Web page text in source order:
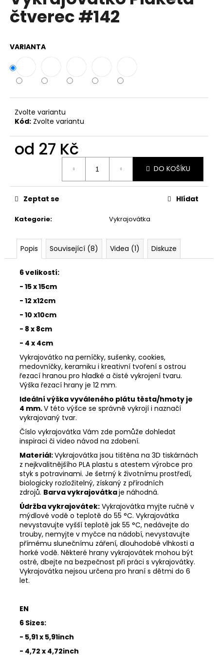
0,0
z
čtverec #142
VARIANTA
Zvolte variantu
Kód: Zvolte variantu
od 27 Kč
DO KOŠÍKU
Kategorie: Vykrajovátka
Zeptat se Hlídat
Popis Související (8) Videa (1) Diskuze
6 velikostí:
- 15 x 15cm
- 12 x12cm
- 10 x10cm
- 8 x 8cm
- 4 x 4cm
Vykrajovátko na perníčky, sušenky, cookies,
medovníčky, keramiku i kreativní tvoření s ostrou
řezací hranou pro hladké a čisté vykrojení tvaru.
Výška řezací hrany je 12 mm.
Ideální výška vyváleného plátu těsta/hmoty je
4 mm.V této výšce se správně vykrojí i naznačí
vykrajovaný tvar.
Číslo vykrajovátka Vám zde pomůže dohledat
inspiraci či video návod na zdobení.
Materiál:Vykrajovátka jsou tištěna na 3D tiskárnách
z nejkvalitnějšího PLA plastu s atestem výrobce pro
styk s potravinami. Je šetrný k životnímu prostředí,
biologicky rozložitelný, získaný z přírodních
zdrojů. Barva vykrajovátkaje náhodná.
Údržba vykrajovátek: Vykrajovátka myjte ručně v
mýdlové vodě o teplotě do 55 °C. Vykrajovátka
nevystavujte vyšší teplotě jak 55 °C, nedávejte do
trouby, nemyjte v myčce na nádobí, nevystavujte
přímému slunečnímu záření, dlouhodobé vlhkosti a
horké vodě. Některé hrany vykrajovátek mohou být
ostré, dbejte na bezpečnost při práci s vykrajovátky.
Vykrajovátka nejsou určena pro hraní s dětmi do 6
let.
EN
6 Sizes:
- 5,91 x 5,91inch
- 4,72 x 4,72inch
a
j
t
?
D
o
č
m
VYKRAJOVÁTKO
MIKULÁŠ
SET
#347
74